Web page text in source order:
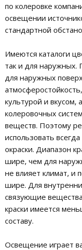
по колеровке
освещении
стандартной
Имеются каталоги
так и для наружных.
для наружных
культурой и вкусом,
колеровочных
веществ. Поэтому
использовать
окраски. Диапазон
шире, чем для
не влияет климат, и
шире. Для
связующие
краски имеется
составу.
Освещение играет